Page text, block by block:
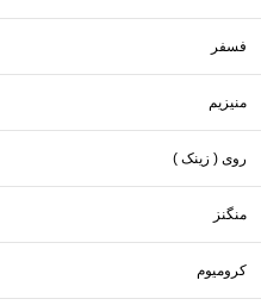
فسفر
منیزیم
روی ( زینک )
منگنز
کرومیوم